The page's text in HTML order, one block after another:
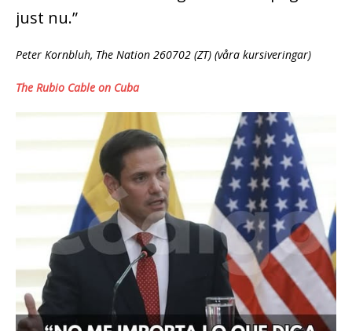
just nu.”
Peter Kornbluh, The Nation 260702 (ZT) (våra kursiveringar)
The Rubio Cable on Cuba